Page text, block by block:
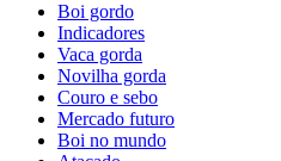
Boi gordo
Indicadores
Vaca gorda
Novilha gorda
Couro e sebo
Mercado futuro
Boi no mundo